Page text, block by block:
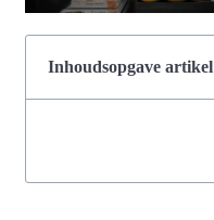
Inhoudsopgave artikel